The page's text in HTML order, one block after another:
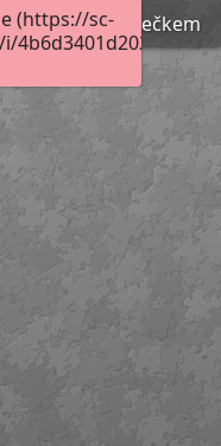
(https://sc-stromečkem